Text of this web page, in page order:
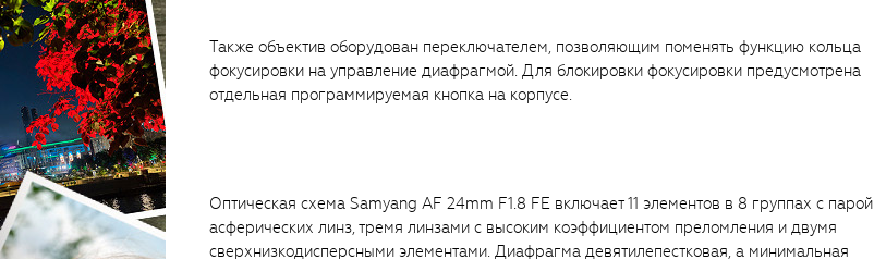
Также объектив оборудован переключателем, позволяющим поменять функцию кольца
фокусировки на управление диафрагмой. Для блокировки фокусировки предусмотрена
отдельная программируемая кнопка на корпусе.
Оптическая схема Samyang AF 24mm F1.8 FE включает 11 элементов в 8 группах с парой
асферических линз, тремя линзами с высоким коэффициентом преломления и двумя
сверхнизкодисперсными элементами. Диафрагма девятилепестковая, а минимальная